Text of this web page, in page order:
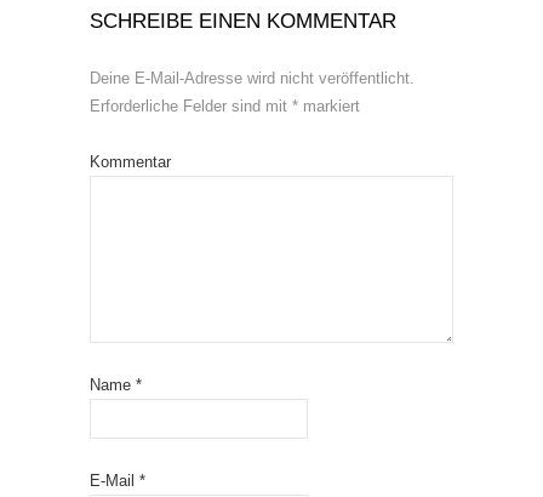
SCHREIBE EINEN KOMMENTAR
Deine E-Mail-Adresse wird nicht veröffentlicht.
Erforderliche Felder sind mit * markiert
Kommentar
Name *
E-Mail *